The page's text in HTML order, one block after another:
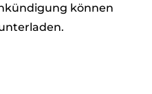
können